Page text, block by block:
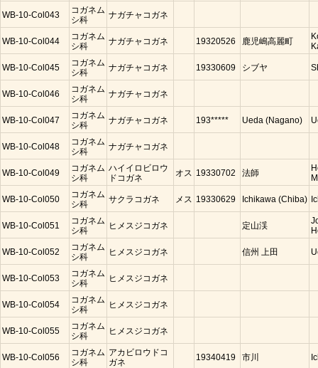
WB-10-Col043
コガネム
シ科
ナガチャコガネ
WB-10-Col044
コガネム
シ科
ナガチャコガネ 19320526 鹿児嶋高麗町
WB-10-Col045
コガネム
シ科
ナガチャコガネ 19330609 シブヤ
WB-10-Col046
コガネム
シ科
ナガチャコガネ
WB-10-Col047
コガネム
シ科
ナガチャコガネ 193***** Ueda (Nagano)
WB-10-Col048
コガネム
シ科
ナガチャコガネ
WB-10-Col049
コガネム
シ科
ハイイロビロウ
ドコガネ
オス 19330702 法師
WB-10-Col050
コガネム
シ科
サクラコガネ メス 19330629 Ichikawa (Chiba)
WB-10-Col051
コガネム
シ科
ヒメスジコガネ 定山渓
WB-10-Col052
コガネム
シ科
ヒメスジコガネ 信州 上田
WB-10-Col053
コガネム
シ科
ヒメスジコガネ
WB-10-Col054
コガネム
シ科
ヒメスジコガネ
WB-10-Col055
コガネム
シ科
ヒメスジコガネ
WB-10-Col056
コガネム
シ科
アカビロウドコ
ガネ
19340419 市川